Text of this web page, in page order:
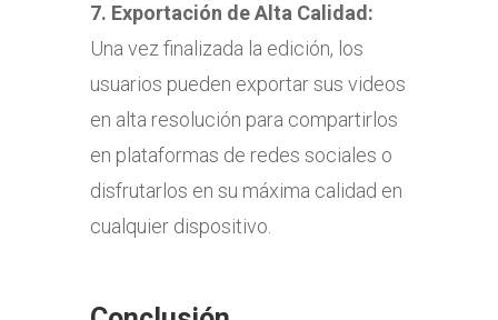
7. Exportación de Alta Calidad:
Una vez finalizada la edición, los
usuarios pueden exportar sus videos
en alta resolución para compartirlos
en plataformas de redes sociales o
disfrutarlos en su máxima calidad en
cualquier dispositivo.